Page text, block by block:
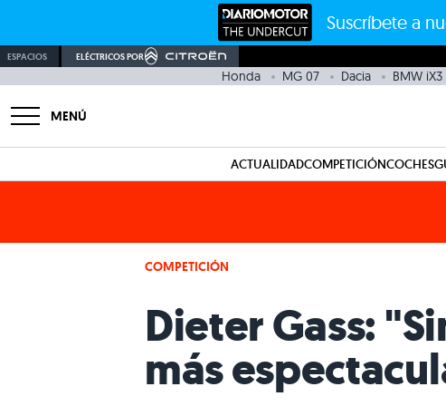
Suscríbete a
ESPACIOS ELÉCTRICOS POR
Honda MG 07 Dacia BMW
MENÚ
ACTUALIDADCOMPETICIÓNCOCHES
COMPETICIÓN
Dieter Gass:
más